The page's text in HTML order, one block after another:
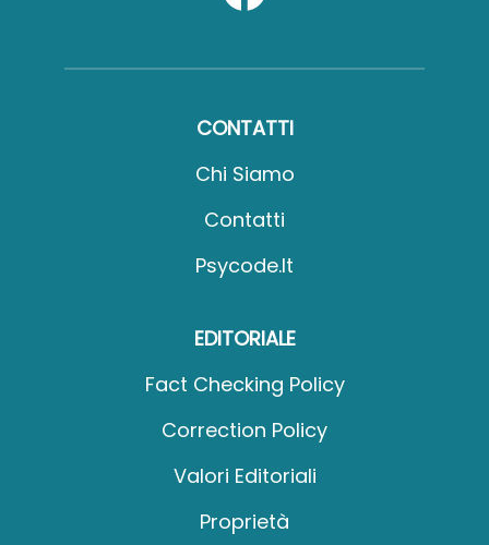
CONTATTI
Chi Siamo
Contatti
Psycode.it
EDITORIALE
Fact Checking Policy
Correction Policy
Valori Editoriali
Proprietà